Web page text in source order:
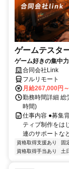
ゲームテスタ
ゲーム好きの集中力
合同会社Link
フルリモート
月給267,000円
勤務時間詳細 総
時間)
仕事内容 ●募集
ティブ制作をは
連のサポートな
資格取得支援あり 固
資格取得手当あり
土